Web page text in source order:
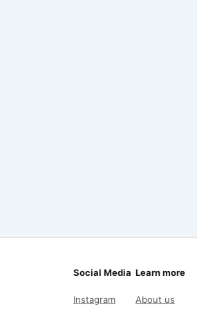
Social Media
Instagram
Learn more
About us